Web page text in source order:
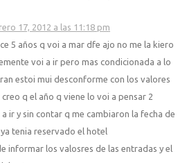
17, 2012 a las 11:18 pm
5 años q voi a mar dfe ajo no me la kiero
voi a ir pero mas condicionada a lo
estoi mui desconforme con los valores
q el año q viene lo voi a pensar 2
ir y sin contar q me cambiaron la fecha de
tenia reservado el hotel
informar los valosres de las entradas y el